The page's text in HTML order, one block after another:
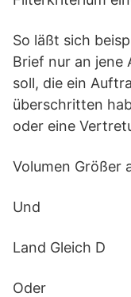
So läßt sich
Brief nur an jene
soll, die ein
überschritten
oder eine
Volumen Größer
Und
Land Gleich D
Oder